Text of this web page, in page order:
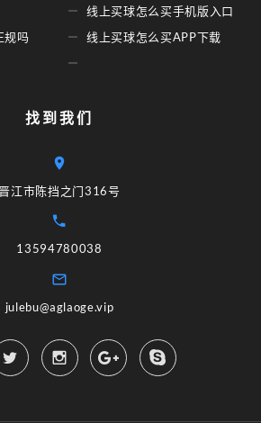
规吗
线上买球怎么买手机版入口
线上买球怎么买APP下载
找到我们
江市陈挡之门316号
13594780038
julebu@aglaoge.vip